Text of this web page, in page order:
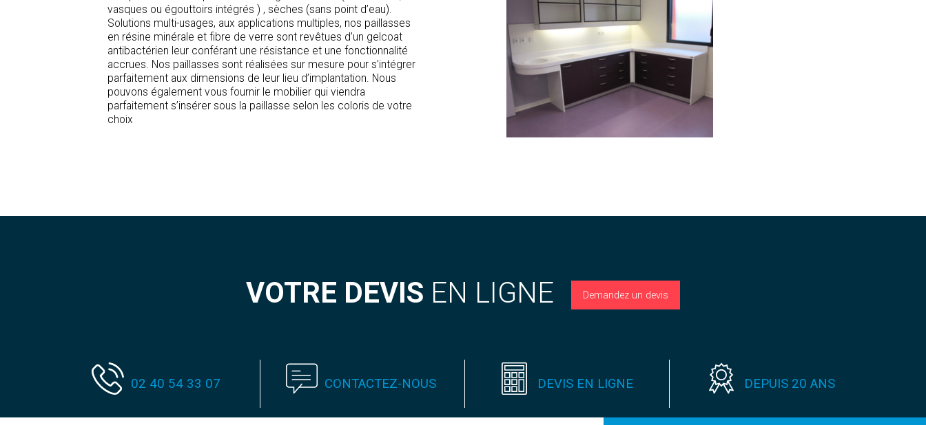
vasques ou égouttoirs intégrés ) , sèches (sans point d’eau).
Solutions multi-usages, aux applications multiples, nos paillasses
en résine minérale et fibre de verre sont revêtues d’un gelcoat
antibactérien leur conférant une résistance et une fonctionnalité
accrues. Nos paillasses sont réalisées sur mesure pour s’intégrer
parfaitement aux dimensions de leur lieu d’implantation. Nous
pouvons également vous fournir le mobilier qui viendra
parfaitement s’insérer sous la paillasse selon les coloris de votre
choix
VOTRE DEVIS EN LIGNE Demandez un devis
02 40 54 33 07 CONTACTEZ-NOUS DEVIS EN LIGNE DEPUIS 20 ANS
Paillasses
Produits spécifiques
Jeu d'Eau